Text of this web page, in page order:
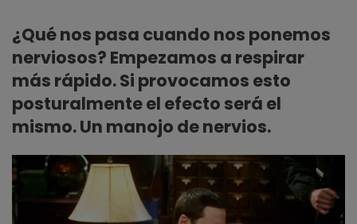
¿Qué nos pasa cuando nos ponemos
nerviosos? Empezamos a respirar
más rápido. Si provocamos esto
posturalmente el efecto será el
mismo. Un manojo de nervios.